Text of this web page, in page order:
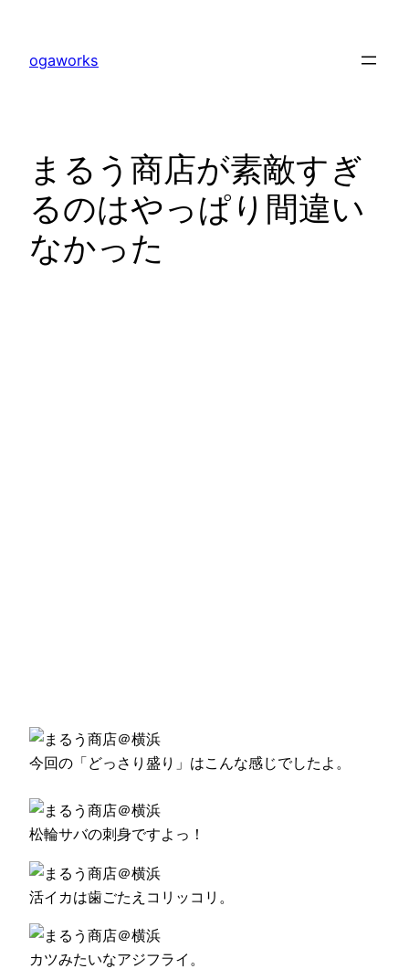
ogaworks
まるう商店が素敵すぎ
るのはやっぱり間違い
なかった
今回の「どっさり盛り」はこんな感じでしたよ。
松輪サバの刺身ですよっ！
活イカは歯ごたえコリッコリ。
カツみたいなアジフライ。